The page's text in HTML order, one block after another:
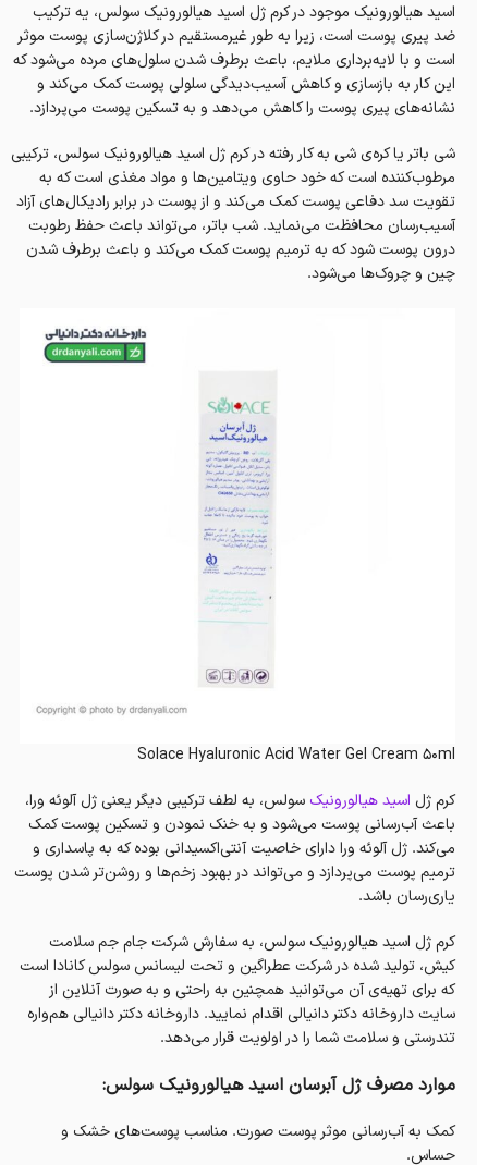
اسید هیالورونیک موجود در کرم ژل اسید هیالورونیک سولس، یه ترکیب
ضد پیری پوست است، زیرا به طور غیرمستقیم در کلاژن‌سازی پوست موثر
است و با لایه‌برداری ملایم، باعث‌ برطرف‌ شدن سلول‌های مرده می‌شود که
این کار به بازساز‌ی و کاهش آسیب‌دیدگی سلولی پوست کمک می‌کند و
نشانه‌های پیری پوست را کاهش می‌دهد و به تسکین پوست می‌پردازد.
شی باتر یا کره‌ی شی به کار رفته در کرم ژل اسید هیالورونیک سولس، ترکیبی
مرطوب‌کننده است که خود حاوی ویتامین‌ها و مواد مغذی است که به
تقویت سد دفاعی پوست کمک می‌کند و از پوست در برابر رادیکال‌های آزاد
آسیب‌رسان محافظت می‌نماید. شب باتر، می‌تواند باعث‌ حفظ رطوبت
درون پوست شود که به ترمیم پوست کمک می‌کند و باعث‌ برطرف‌ شدن
چین و چروک‌‌ها می‌شود‌.
Solace Hyaluronic Acid Water Gel Cream 50ml
کرم ژل اسید هیالورونیک سولس، به لطف ترکیبی دیگر یعنی ژل آلوئه ورا،
باعث‌ آب‌رسانی پوست می‌شود و به خنک‌ نمودن و تسکین پوست کمک
می‌کند. ژل آلوئه ورا دارای خاصیت آنتی‌اکسیدانی بوده که به پاسداری و
ترمیم پوست می‌پردازد و می‌تواند در بهبود زخم‌ها و روشن‌تر شدن پوست
یاری‌رسان باشد.
کرم ژل اسید هیالورونیک سولس، به سفارش شرکت جام جم سلامت
کیش، تولید شده در شرکت عطراگین و تحت لیسانس سولس کانادا است
که برای تهیه‌ی آن می‌توانید همچنین به راحتی و به صورت آنلاین از
سایت داروخانه‌ دکتر دانیالی اقدام نمایید. داروخانه‌ دکتر دانیالی هم‌واره
تندرستی و سلامت شما را در اولویت قرار می‌دهد.
موارد مصرف ژل آبرسان اسید هیالورونیک سولس:
کمک به آب‌رسانی موثر پوست صورت. مناسب پوست‌های خشک و
حساس.